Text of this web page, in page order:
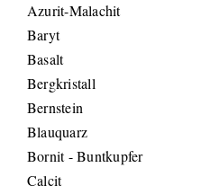
Azurit-Malachit
Baryt
Basalt
Bergkristall
Bernstein
Blauquarz
Bornit - Buntkupfer
Calcit